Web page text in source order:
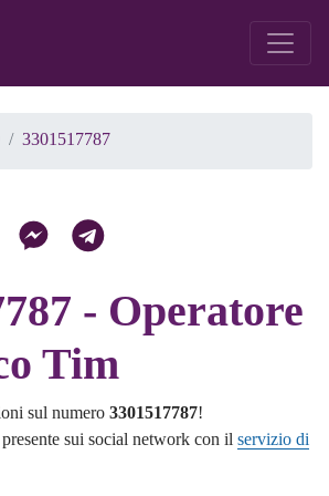
3301517787
- Operatore
Tim
sul numero 3301517787!
sui social network con il servizio di